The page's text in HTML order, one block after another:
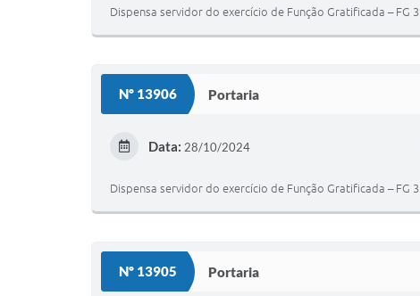
Dispensa servidor do exercício de Função Gratificada – FG 3.
Nº 13906 Portaria
Data: 28/10/2024
Dispensa servidor do exercício de Função Gratificada – FG 3.
Nº 13905 Portaria